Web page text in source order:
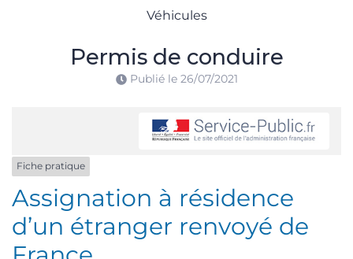
Véhicules
Permis de conduire
Publié le 26/07/2021
Fiche pratique
Assignation à résidence
d’un étranger renvoyé de